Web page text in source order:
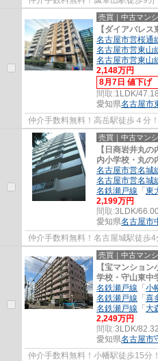
売買｜中古マン
【ダイアパレ
名古屋市営桜通
名古屋市営東山
名古屋市営東山
2,148万円
8月7日 値下げ
間取:1LDK/
愛知県名古屋市
仲介手数料無料！高岳駅徒歩４分
売買｜中古マン
【日商岩井丸
内小学校・丸の
名古屋市営名城
名古屋市営名城
名鉄瀬戸線 「 東
2,199万円
間取:3LDK/
愛知県名古屋市
仲介手数料無料！名古屋城駅徒歩
売買｜中古マン
【宝マンショ
学校・守山東中
名鉄瀬戸線 「 小
名鉄瀬戸線 「 喜
名鉄瀬戸線 「 大
2,249万円
間取:3LDK/
愛知県名古屋市
仲介手数料無料！小幡駅徒歩15分